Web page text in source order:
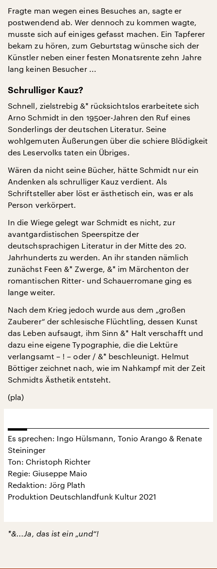
Fragte man wegen eines Besuches an, sagte er
postwendend ab. Wer dennoch zu kommen wagte,
musste sich auf einiges gefasst machen. Ein Tapferer
bekam zu hören, zum Geburtstag wünsche sich der
Künstler neben einer festen Monatsrente zehn Jahre
lang keinen Besucher ...
Schrulliger Kauz?
Schnell, zielstrebig &* rücksichtslos erarbeitete sich
Arno Schmidt in den 1950er-Jahren den Ruf eines
Sonderlings der deutschen Literatur. Seine
wohlgemuten Äußerungen über die schiere Blödigkeit
des Leservolks taten ein Übriges.
Wären da nicht seine Bücher, hätte Schmidt nur ein
Andenken als schrulliger Kauz verdient. Als
Schriftsteller aber löst er ästhetisch ein, was er als
Person verkörpert.
In die Wiege gelegt war Schmidt es nicht, zur
avantgardistischen Speerspitze der
deutschsprachigen Literatur in der Mitte des 20.
Jahrhunderts zu werden. An ihr standen nämlich
zunächst Feen &* Zwerge, &* im Märchenton der
romantischen Ritter- und Schauerromane ging es
lange weiter.
Nach dem Krieg jedoch wurde aus dem „großen
Zauberer“ der schlesische Flüchtling, dessen Kunst
das Leben aufsaugt, ihm Sinn &* Halt verschafft und
dazu eine eigene Typographie, die die Lektüre
verlangsamt – ! – oder / &* beschleunigt. Helmut
Böttiger zeichnet nach, wie im Nahkampf mit der Zeit
Schmidts Ästhetik entsteht.
(pla)
Es sprechen: Ingo Hülsmann, Tonio Arango & Renate
Steininger
Ton: Christoph Richter
Regie: Giuseppe Maio
Redaktion: Jörg Plath
Produktion Deutschlandfunk Kultur 2021
*&...Ja, das ist ein „und“!